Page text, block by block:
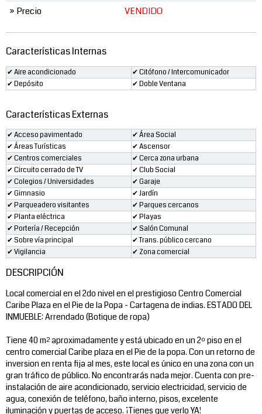
» Precio
VENDIDO
Características Internas
✔ Aire acondicionado
✔ Citófono / Intercomunicador
✔ Depósito
✔ Doble Ventana
Características Externas
✔ Acceso pavimentado
✔ Área Social
✔ Áreas Turísticas
✔ Ascensor
✔ Centros comerciales
✔ Cerca zona urbana
✔ Circuito cerrado de TV
✔ Club Social
✔ Colegios / Universidades
✔ Garaje
✔ Gimnasio
✔ Jardín
✔ Parqueadero visitantes
✔ Parques cercanos
✔ Planta eléctrica
✔ Playas
✔ Portería / Recepción
✔ Salón Comunal
✔ Sobre vía principal
✔ Trans. público cercano
✔ Vigilancia
✔ Zona comercial
DESCRIPCIÓN
Local comercial en el 2do nivel en el prestigioso Centro Comercial
Caribe Plaza en el Pie de la Popa - Cartagena de indias. ESTADO DEL
INMUEBLE: Arrendado (Botique de ropa)
Tiene 40 m² aproximadamente y está ubicado en un 2º piso en el
centro comercial Caribe plaza en el Pie de la popa. Con un retorno de
inversion en renta fija al mes, este local es único en una zona con un
gran tráfico de público. No encontrarás nada mejor. Cuenta con pre-
instalación de aire acondicionado, servicio electricidad, servicio de
agua, conexión de teléfono, baño interno, pisos, excelente
iluminación y puertas de acceso. ¡Tienes que verlo YA!